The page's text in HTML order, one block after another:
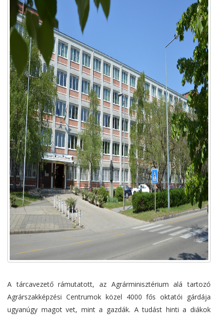
A tárcavezető rámutatott, az Agrárminisztérium alá tartozó
Agrárszakképzési Centrumok közel 4000 fős oktatói gárdája
ugyanúgy magot vet, mint a gazdák. A tudást hinti a diákok